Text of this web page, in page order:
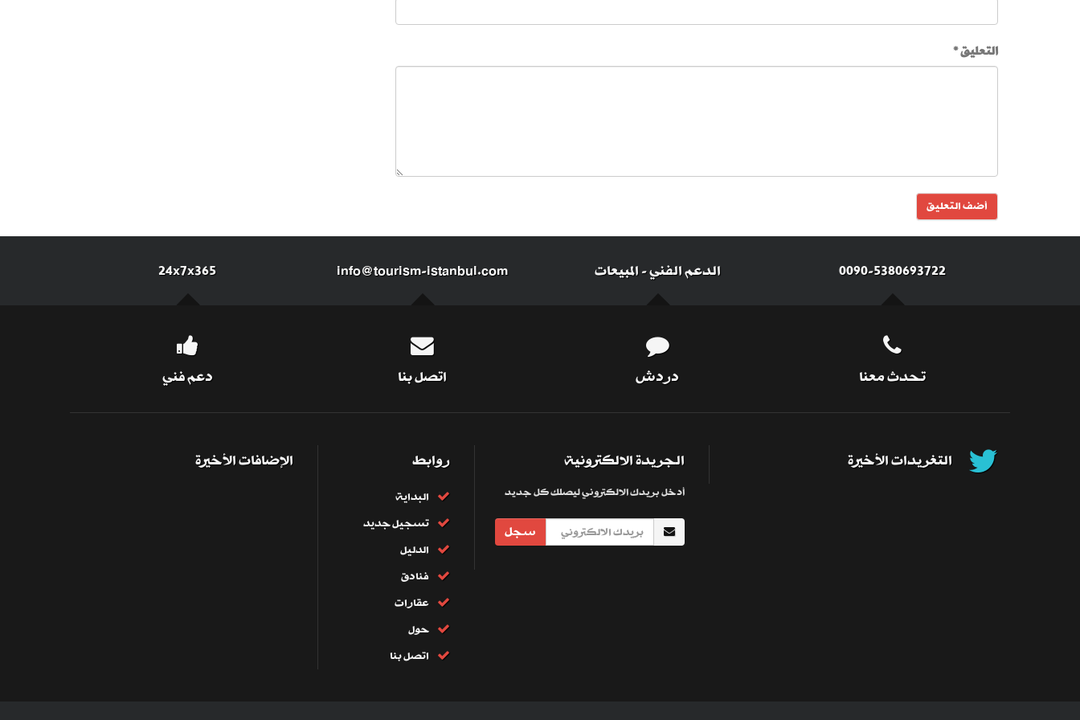
التعليق *
0090-5380693722 الدعم الفني-المبيعات info@tourism-istanbul.com
24x7x365
تحدث معنا دردش اتصل بنا دعم فني
التغريدات الأخيرة الجريدة الالكترونية
أدخل بريدك الالكتروني ليصلك كل جديد
سجل
روابط
البداية
تسجيل جديد
الدليل
فنادق
عقارات
حول
اتصل بنا
الإضافات الأخيرة